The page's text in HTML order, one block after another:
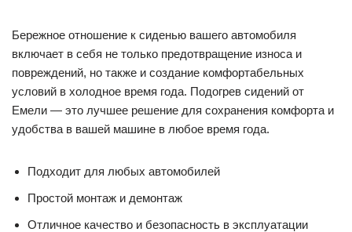
Бережное отношение к сиденью вашего автомобиля
включает в себя не только предотвращение износа и
повреждений, но также и создание комфортабельных
условий в холодное время года. Подогрев сидений от
Емели — это лучшее решение для сохранения комфорта и
удобства в вашей машине в любое время года.
Подходит для любых автомобилей
Простой монтаж и демонтаж
Отличное качество и безопасность в эксплуатации